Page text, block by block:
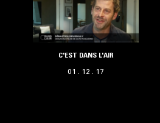
C'EST DANS L'AIR
01 . 12 . 17